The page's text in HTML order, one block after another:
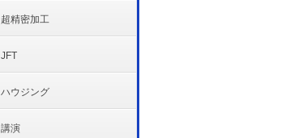
超精密加工
JFT
ハウジング
講演